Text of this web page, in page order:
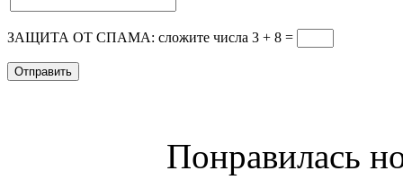
ЗАЩИТА ОТ СПАМА: сложите числа 3 + 8 =
Понравилась